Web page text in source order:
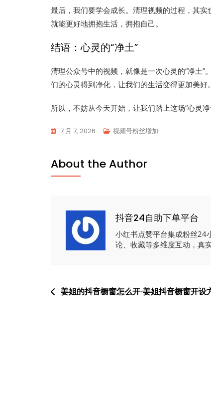
最后，我们要学会成长。清理视频的过程，其
就能更好地拥抱生活，拥抱自己。
结语：心灵的“净土”
清理公众号中的视频，就像是一次心灵的“净土
们的心灵得到净化，让我们的生活变得更加美好。
所以，不妨从今天开始，让我们踏上这场“心灵
7 月 7, 2026 视频号粉丝增加
About the Author
抖音24自助下单平台
小红书点赞平台集成粉丝24
论、收藏等多维度互动，真
文姜姐的抖音橱窗怎么开-姜姐抖音橱窗开设